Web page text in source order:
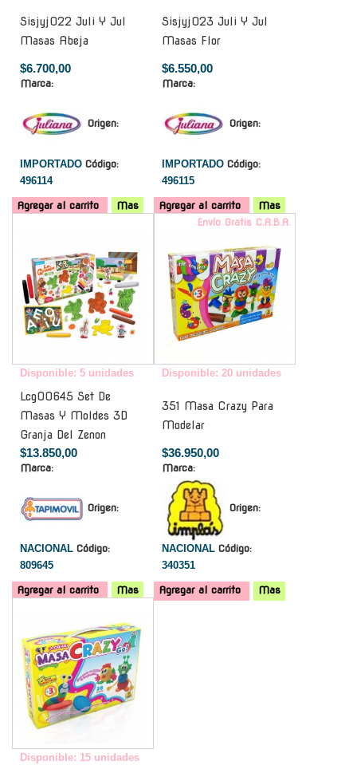
Sisjyj022 Juli Y Jul
Masas Abeja
$6.700,00
Marca:
Origen:
IMPORTADO Código:
496114
Agregar al carrito Mas
Sisjyj023 Juli Y Jul
Masas Flor
$6.550,00
Marca:
Origen:
IMPORTADO Código:
496115
Agregar al carrito
Mas
Disponible: 5 unidades
Lcg00645 Set De
Masas Y Moldes 3D
Granja Del Zenon
$13.850,00
Marca:
Origen:
NACIONAL Código:
809645
Agregar al carrito Mas
Envío Gratis C.A.B.A.
Disponible: 20 unidades
351 Masa Crazy Para
Modelar
$36.950,00
Marca:
Origen:
NACIONAL Código:
340351
Agregar al carrito
Mas
Disponible: 15 unidades